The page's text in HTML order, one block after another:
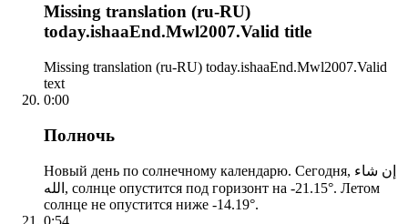
Missing translation (ru-RU)
today.ishaaEnd.Mwl2007.Valid title
Missing translation (ru-RU) today.ishaaEnd.Mwl2007.Valid
text
0:00
Полночь
Новый день по солнечному календарю. Сегодня, إن شاء
الله, солнце опустится под горизонт на -21.15°. Летом
солнце не опустится ниже -14.19°.